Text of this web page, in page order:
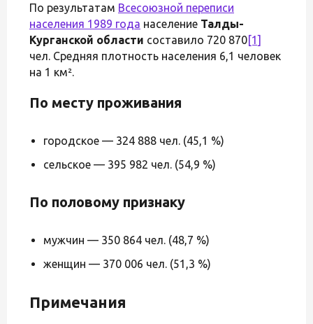
По результатам Всесоюзной переписи
населения 1989 года население Талды-
Курганской области составило 720 870[1]
чел. Средняя плотность населения 6,1 человек
на 1 км².
По месту проживания
городское — 324 888 чел. (45,1 %)
сельское — 395 982 чел. (54,9 %)
По половому признаку
мужчин — 350 864 чел. (48,7 %)
женщин — 370 006 чел. (51,3 %)
Примечания